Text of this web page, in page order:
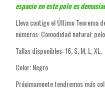
espacio en este polo es
Lleva contigo el Último Teorema
números. Comodidad natural:
Tallas disponibles: 16, S, M, L, XL.
Color: Negro
Próximamente tendremos más